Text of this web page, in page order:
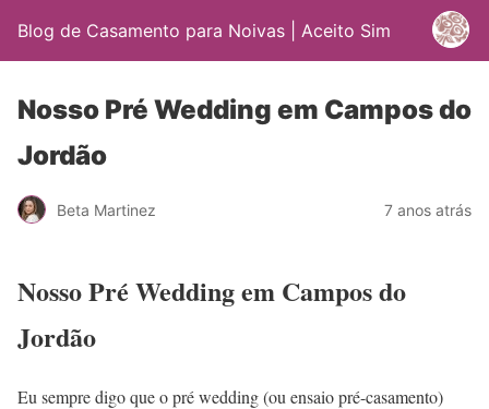
Blog de Casamento para Noivas | Aceito Sim
Nosso Pré Wedding em Campos do
Jordão
Beta Martinez 7 anos atrás
Nosso Pré Wedding em Campos do
Jordão
Eu sempre digo que o pré wedding (ou ensaio pré-casamento)